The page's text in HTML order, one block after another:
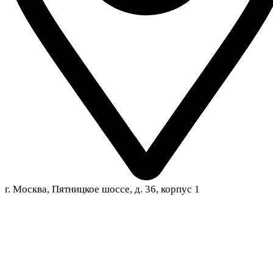
г. Москва, Пятницкое шоссе, д. 36, корпус 1